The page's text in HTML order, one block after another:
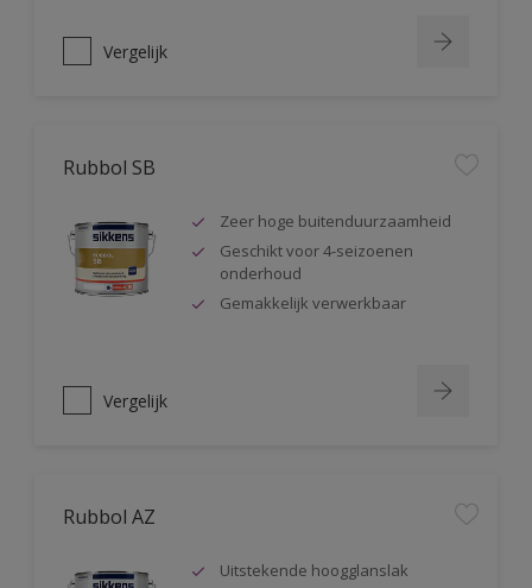
Vergelijk
Rubbol SB
Zeer hoge buitenduurzaamheid
Geschikt voor 4-seizoenen
onderhoud
Gemakkelijk verwerkbaar
Vergelijk
Rubbol AZ
Uitstekende hoogglanslak